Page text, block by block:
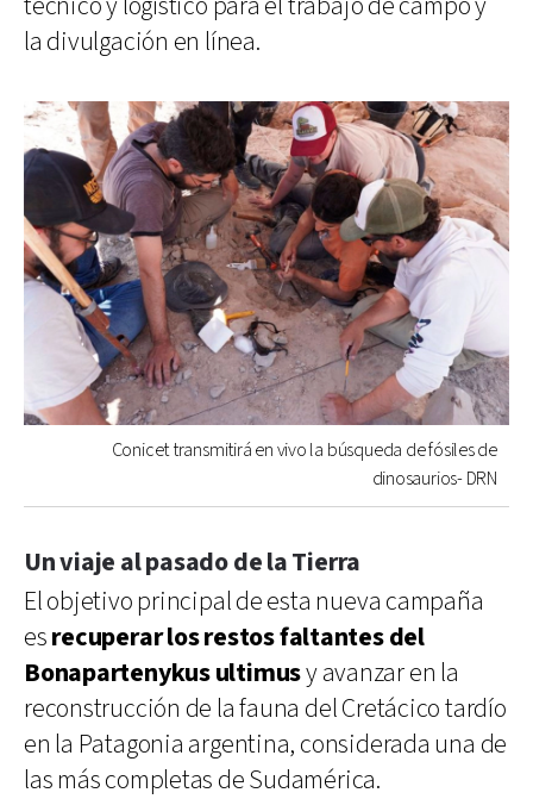
la divulgación en línea.
Conicet transmitirá en vivo la búsqueda de fósiles de
dinosaurios- DRN
Un viaje al pasado de la Tierra
El objetivo principal de esta nueva campaña
esrecuperar los restos faltantes del
Bonapartenykus ultimusy avanzar en la
reconstrucción de la fauna del Cretácico tardío
en la Patagonia argentina, considerada una de
las más completas de Sudamérica.